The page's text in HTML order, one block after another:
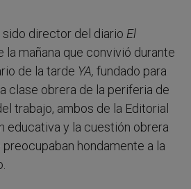
director del diario El
la mañana que convivió durante
de la tarde YA, fundado para
clase obrera de la periferia de
trabajo, ambos de la Editorial
educativa y la cuestión obrera
hondamente a la